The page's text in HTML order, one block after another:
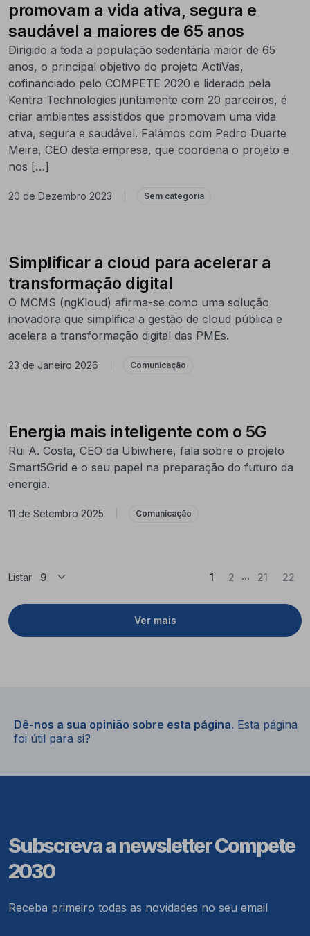
promovam a vida ativa, segura e
saudável a maiores de 65 anos
Dirigido a toda a população sedentária maior de 65
anos, o principal objetivo do projeto ActiVas,
cofinanciado pelo COMPETE 2020 e liderado pela
Kentra Technologies juntamente com 20 parceiros, é
criar ambientes assistidos que promovam uma vida
ativa, segura e saudável. Falámos com Pedro Duarte
Meira, CEO desta empresa, que coordena o projeto e
nos […]
20 de Dezembro 2023 Sem categoria
Simplificar a cloud para acelerar a
transformação digital
O MCMS (ngKloud) afirma-se como uma solução
inovadora que simplifica a gestão de cloud pública e
acelera a transformação digital das PMEs.
23 de Janeiro 2026 Comunicação
Energia mais inteligente com o 5G
Rui A. Costa, CEO da Ubiwhere, fala sobre o projeto
Smart5Grid e o seu papel na preparação do futuro da
energia.
11 de Setembro 2025 Comunicação
Listar
Ver mais
1 (Atual)
2 ... 21 22
Dê-nos a sua opinião sobre esta página. Esta página
foi útil para si?
Subscreva a newsletter Compete
2030
Receba primeiro todas as novidades no seu email